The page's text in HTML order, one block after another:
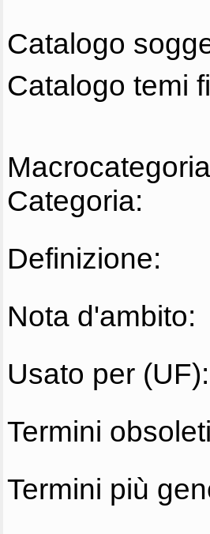
Catalogo
Catalogo temi
Categoria:
Definizione:
Nota d'ambito:
Usato per (UF):
Termini
Termini più